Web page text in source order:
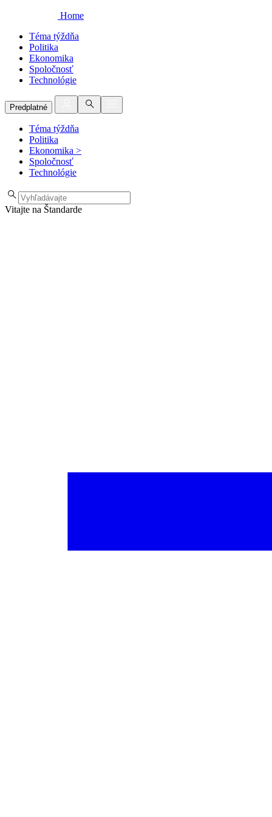
Home
Téma týždňa
Politika
Ekonomika
Spoločnosť
Technológie
Predplatné
Téma týždňa
Politika
Ekonomika >
Spoločnosť
Technológie
Vitajte na Štandarde